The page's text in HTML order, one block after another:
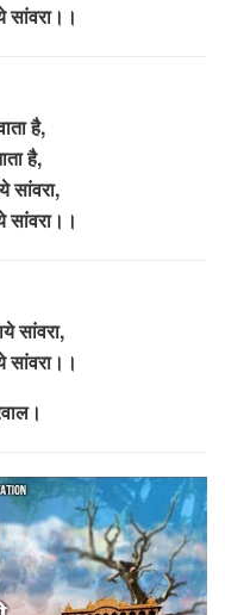
सांवरा।।
है,
है,
सांवरा,
सांवरा।।
सांवरा,
सांवरा।।